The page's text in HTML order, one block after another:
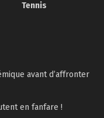
Tennis
avant d’affronter
en fanfare !